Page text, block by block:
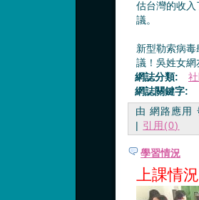
估台灣的收
議。
新型勒索病
議！吳姓女網
網誌分類:
網誌關鍵字:
由 網路應
引用(0)
學習情況
上課情